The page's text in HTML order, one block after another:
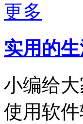
更多
实用的
小编给
使用软